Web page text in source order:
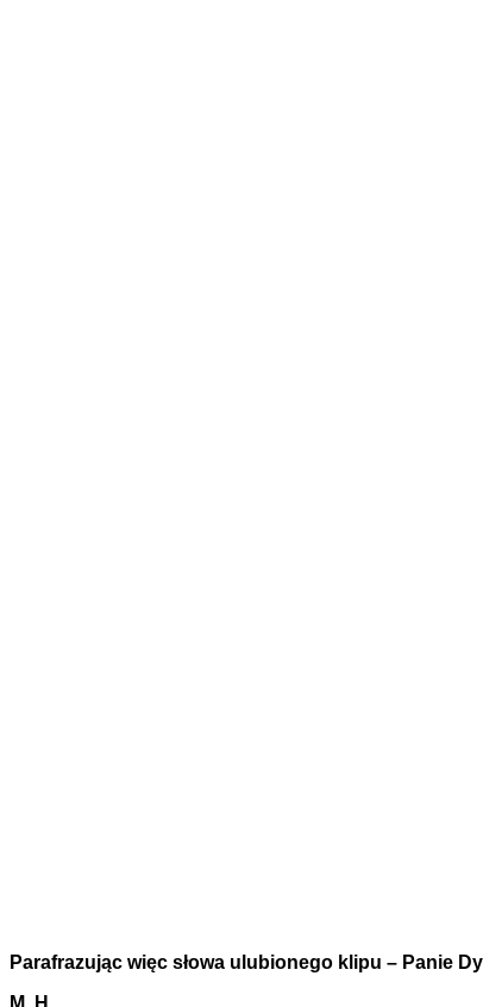
Parafrazując więc słowa ulubionego klipu – Panie
M. H